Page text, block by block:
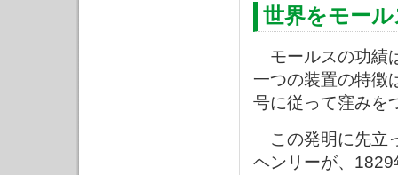
世界をモー
モールスの功績
一つの装置の特徴
号に従って窪みを
この発明に先立
ヘンリーが、